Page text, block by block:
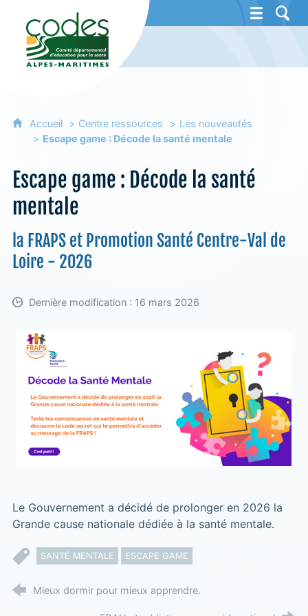
CoDES 06 - Comité départemental
Accueil Centre ressources
Les nouveautés
Escape game : Décode la santé mentale
Escape game : Décode la santé
mentale
la FRAPS et Promotion Santé Centre-Val de
Loire - 2026
Dernière modification : 16 mars 2026
Le Gouvernement a décidé de prolonger en 2026 la
Grande cause nationale dédiée à la santé mentale.
SANTÉ MENTALE ESCAPE GAME
Mieux dormir pour mieux apprendre.